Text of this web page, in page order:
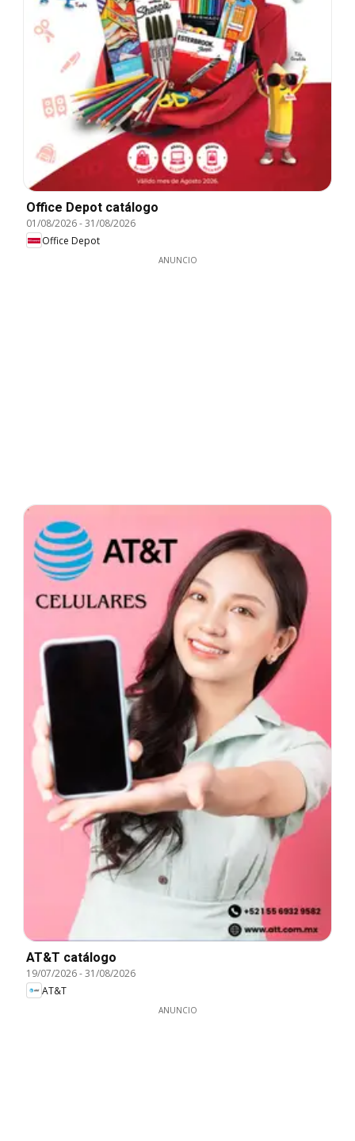
Office Depot catálogo
01/08/2026-31/08/2026
Office Depot
ANUNCIO
AT&T catálogo
19/07/2026-31/08/2026
AT&T
ANUNCIO